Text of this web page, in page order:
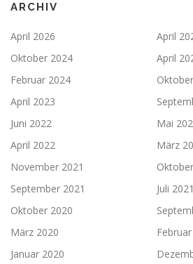
ARCHIV
April 2026
April
Oktober 2024
April
Februar 2024
April 2023
Juni 2022
Mai
April 2022
März
November 2021
September 2021
Juli 2021
Oktober 2020
März 2020
Januar 2020